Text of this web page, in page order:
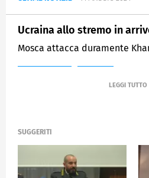
Ucraina allo stremo in
Mosca attacca duramente
SUGGERITI